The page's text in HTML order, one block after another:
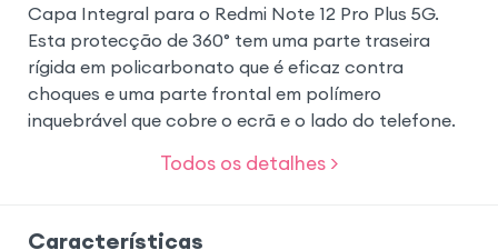
Capa Integral para o Redmi Note 12 Pro Plus 5G.
Esta protecção de 360° tem uma parte traseira
rígida em policarbonato que é eficaz contra
choques e uma parte frontal em polímero
inquebrável que cobre o ecrã e o lado do telefone.
Todos os detalhes >
Características